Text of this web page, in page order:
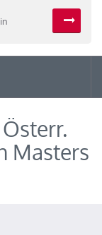
Masters